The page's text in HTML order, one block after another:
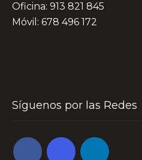
Oficina: 913 821 845
Móvil: 678 496 172
Síguenos por las Redes